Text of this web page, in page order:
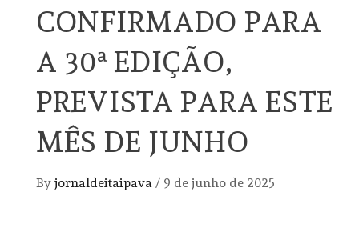
CONFIRMADO PARA
A 30ª EDIÇÃO,
PREVISTA PARA ESTE
MÊS DE JUNHO
By jornaldeitaipava / 9 de junho de 2025